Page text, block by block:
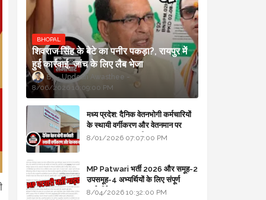
BHOPAL
शिवराज सिंह के बेटे का पनीर पकड़ा?, रायपुर में
हुई कार्रवाई, जांच के लिए लैब भेजा
Updesh Awasthee
8/06/2026 10:09:00 PM
मध्य प्रदेश: दैनिक वेतनभोगी कर्मचारियों
के स्थायी वर्गीकरण और वेतनमान पर
सरकार का बड़ा स्पष्टीकरण
8/01/2026 07:07:00 PM
MP Patwari भर्ती 2026 और समूह-2
उपसमूह-4 अभ्यर्थियों के लिए संपूर्ण
मार्गदर्शिका
8/04/2026 10:32:00 PM